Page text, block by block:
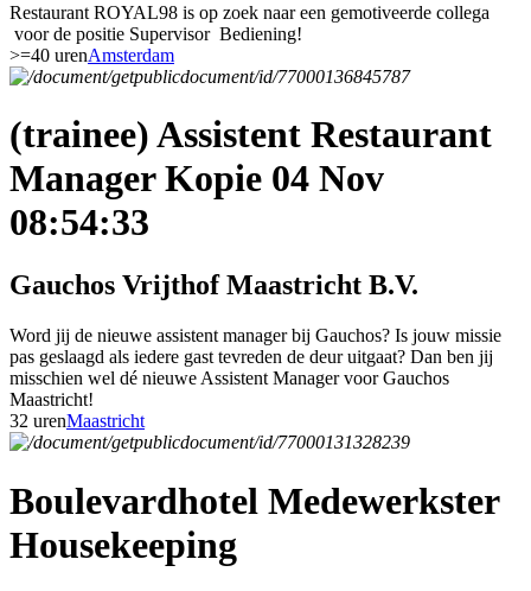
Restaurant ROYAL98 is op zoek naar een gemotiveerde collega
voor de positie Supervisor Bediening!
>=40 urenAmsterdam
(trainee) Assistent Restaurant
Manager Kopie 04 Nov
08:54:33
Gauchos Vrijthof Maastricht B.V.
Word jij de nieuwe assistent manager bij Gauchos? Is jouw missie
pas geslaagd als iedere gast tevreden de deur uitgaat? Dan ben jij
misschien wel dé nieuwe Assistent Manager voor Gauchos
Maastricht!
32 urenMaastricht
Boulevardhotel Medewerkster
Housekeeping